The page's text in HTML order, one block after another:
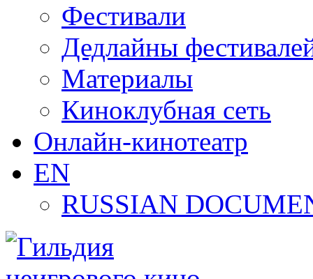
Фестивали
Дедлайны
Материалы
Киноклубная сеть
Онлайн-кинотеатр
EN
RUSSIAN